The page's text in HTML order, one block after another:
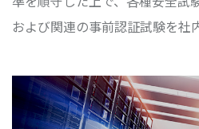
および関連の事前認証試験を社